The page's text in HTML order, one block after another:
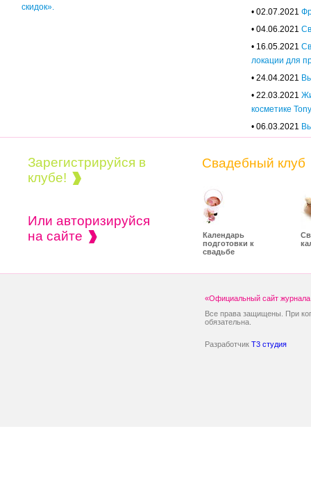
скидок».
• 02.07.2021
• 04.06.2021
• 16.05.2021
локации для
• 24.04.2021
• 22.03.2021
косметике
• 06.03.2021
Зарегистрируйся в
клубе!
Или авторизируйся
на сайте
Свадебный клуб
Календарь
подготовки к
свадьбе
«Официальный сайт журнала
Все права защищены. При
обязательна.
Разработчик T3 студия